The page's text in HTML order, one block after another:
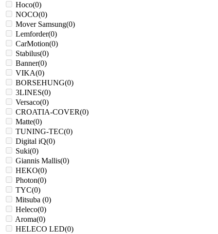
Hoco(0)
NOCO(0)
Mover Samsung(0)
Lemforder(0)
CarMotion(0)
Stabilus(0)
Banner(0)
VIKA(0)
BORSEHUNG(0)
3LINES(0)
Versaco(0)
CROATIA-COVER(0)
Matte(0)
TUNING-TEC(0)
Digital iQ(0)
Suki(0)
Giannis Mallis(0)
HEKO(0)
Photon(0)
TYC(0)
Mitsuba (0)
Heleco(0)
Aroma(0)
HELECO LED(0)